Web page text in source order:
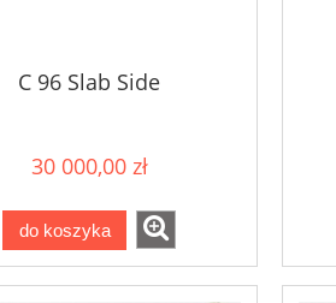
C 96 Slab Side
30 000,00 zł
do koszyka